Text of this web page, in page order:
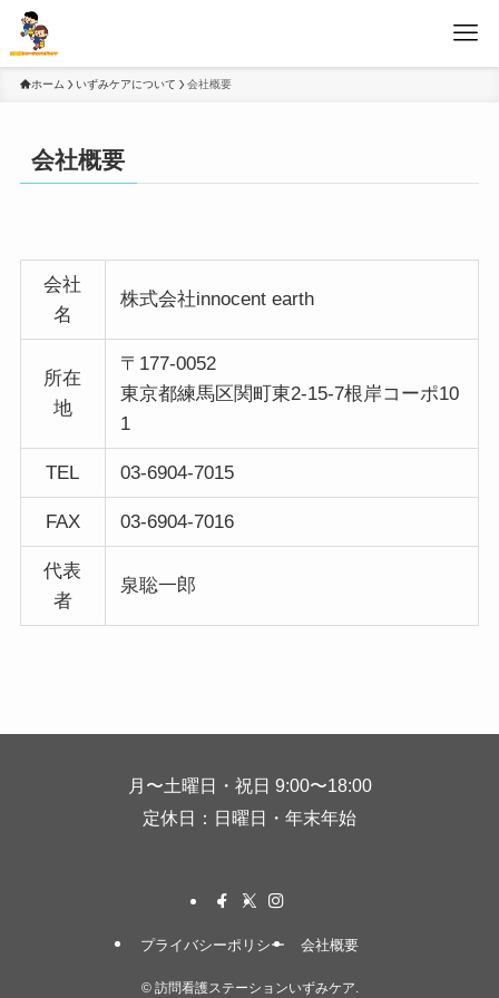
ホーム いずみケアについて 会社概要
会社概要
会社
名
株式会社innocent earth
所在
地
〒177-0052
東京都練馬区関町東2-15-7根岸コーポ10
1
TEL 03-6904-7015
FAX 03-6904-7016
代表
者
泉聡一郎
月〜土曜日・祝日 9:00〜18:00
定休日：日曜日・年末年始
プライバシーポリシー 会社概要
©訪問看護ステーションいずみケア.